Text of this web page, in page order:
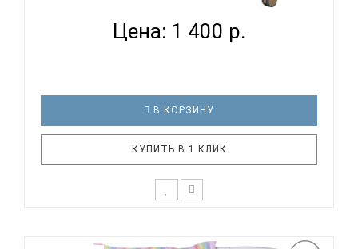
Цена: 1 400 р.
В КОРЗИНУ
КУПИТЬ В 1 КЛИК
каждый родитель подходит очень основательно.